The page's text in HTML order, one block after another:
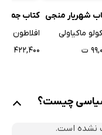
شهریار منجی
ماکیاولی
ت
کتاب
افلاطون
۴۲۲,۴۰۰ ت
سیاسی چیست؟
نشده است.